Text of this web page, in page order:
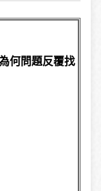
何問題反覆找